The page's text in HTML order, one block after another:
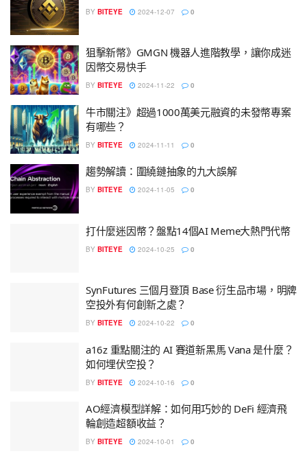
BY BITEYE 2024-12-07 0
狙擊新幣》GMGN 機器人進階教學，讓你成迷
因幣交易快手
BY BITEYE 2024-11-22 0
牛市關注》超過1000萬美元融資的未發幣專案
有哪些？
BY BITEYE 2024-11-11 0
趨勢解讀：圍繞鏈抽象的九大誤解
BY BITEYE 2024-11-05 0
打什麼迷因幣？盤點14個AI Meme大熱門代幣
BY BITEYE 2024-10-25 0
SynFutures 三個月登頂 Base 衍生品市場，明牌
空投外有何創新之處？
BY BITEYE 2024-10-22 0
a16z 重點關注的 AI 賽道新黑馬 Vana 是什麼？
如何埋伏空投？
BY BITEYE 2024-10-16 0
AO經濟模型詳解：如何用巧妙的 DeFi 經濟飛
輪創造超額收益？
BY BITEYE 2024-10-01 0